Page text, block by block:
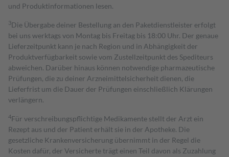
und Produktinformationen lesen.
3Die Übergabe deiner Bestellung an den Paketdienstleister erfolgt
bei uns werktags von Montag bis Freitag bis 18:00 Uhr. Der genaue
Lieferzeitpunkt kann je nach Region und in Abhängigkeit der
Produktverfügbarkeit sowie vom Zustellzeitpunkt des Spediteurs
abweichen. Darüber hinaus können notwendige pharmazeutische
Prüfungen, die zu deiner Arzneimittelsicherheit dienen, die
Lieferfrist um die Dauer der Prüfungen einschließlich Klärungen
verlängern.
4Für verschreibungspflichtige Medikamente stellt der Arzt ein
Rezept aus und der Patient erhält sie in der Apotheke. Die
gesetzliche Krankenversicherung übernimmt in der Regel die
Kosten dafür, der Versicherte trägt einen Teil davon als Zuzahlung